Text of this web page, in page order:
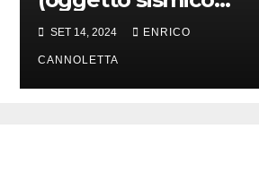
non identificato)
osservato in
Groenlandia
SET 14, 2024 ENRICO
CANNOLETTA